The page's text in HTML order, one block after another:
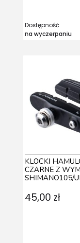
Dostępność:
na wyczerpaniu
KLOCKI
CZARNE Z
SHIMANO105/
45,00 zł